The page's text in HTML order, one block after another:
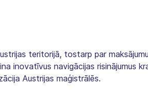
teritorijā, tostarp par
inovatīvus navigācijas risinājumus
Austrijas maģistrālēs.